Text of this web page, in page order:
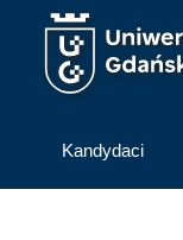
Przejdź do treści
Kandydaci